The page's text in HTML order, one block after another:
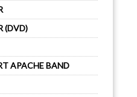
(DVD)
APACHE BAND